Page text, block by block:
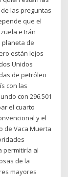
las preguntas
que el
e Irán
de
están lejos
Unidos
de petróleo
con las
con 296.501
el cuarto
y el
de Vaca Muerta
permitiría al
de la
mayores